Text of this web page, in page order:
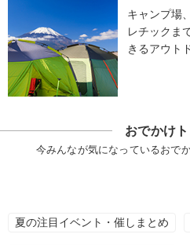
キャンプ場
レチックま
きるアウト
おでかけ
今みんなが気になっているおで
夏の注目イベント・催しまとめ